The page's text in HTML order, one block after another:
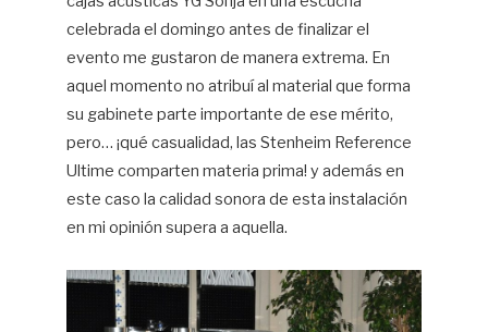
celebrada el domingo antes de finalizar el
evento me gustaron de manera extrema. En
aquel momento no atribuí al material que forma
su gabinete parte importante de ese mérito,
pero… ¡qué casualidad, las Stenheim Reference
Ultime comparten materia prima! y además en
este caso la calidad sonora de esta instalación
en mi opinión supera a aquella.